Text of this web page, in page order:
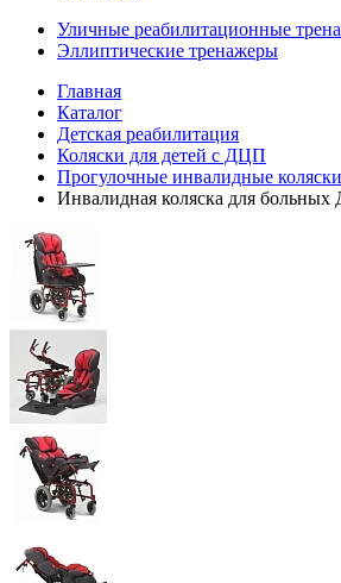
Уличные реабилитационные
Эллиптические тренажеры
Главная
Каталог
Детская реабилитация
Коляски для детей с ДЦП
Прогулочные инвалидные
Инвалидная коляска для